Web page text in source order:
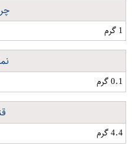
1 گرم
0.1 گرم
4.4 گرم